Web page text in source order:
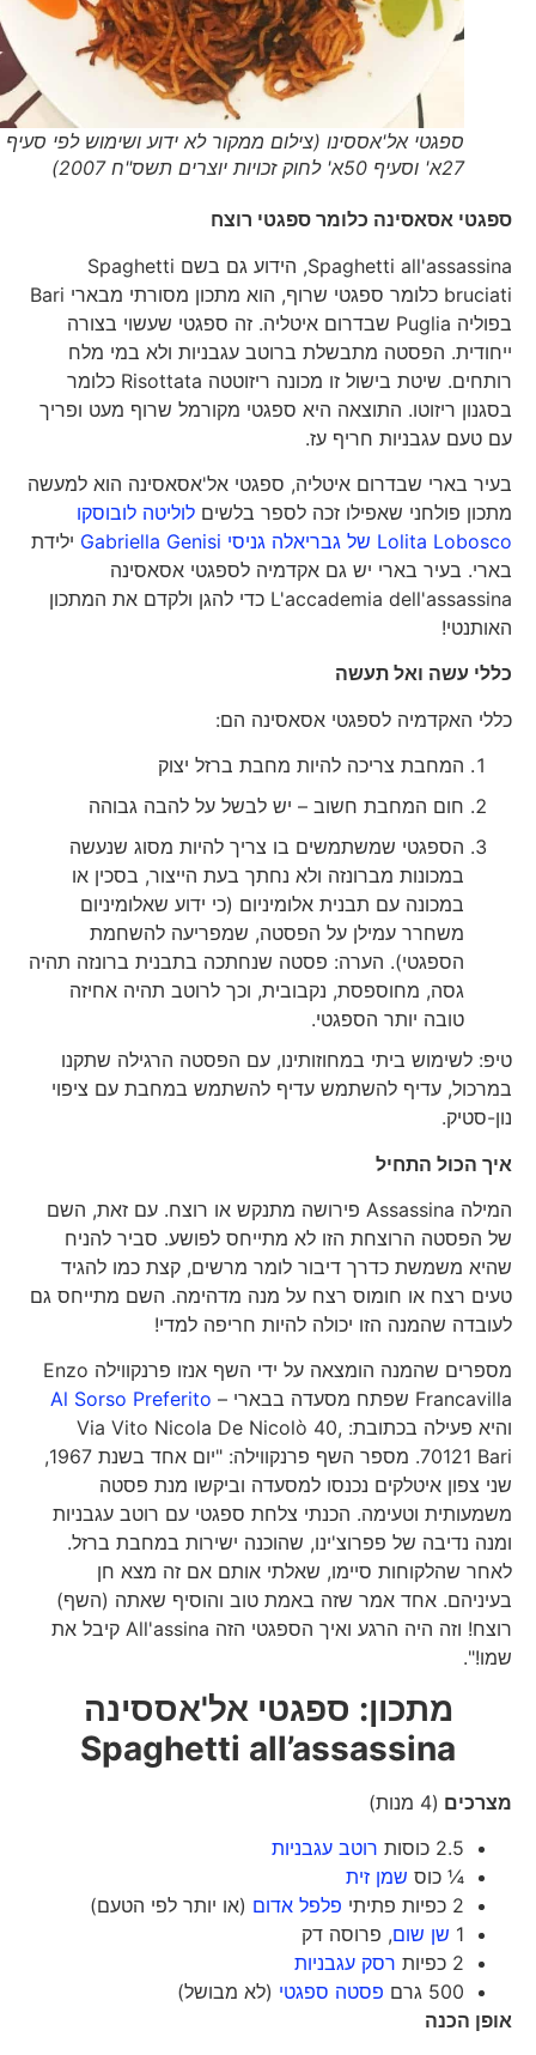
ספגטי אל'אססינו (צילום ממקור לא ידוע ושימוש לפי סעיף
ספגטי אסאסינה כלומר ספגטי רוצח
Spaghetti all'assassina, הידוע גם בשם Spaghetti
bruciati כלומר ספגטי שרוף, הוא מתכון מסורתי מבארי Bari
בפוליה Puglia שבדרום איטליה. זה ספגטי שעשוי בצורה
ייחודית. הפסטה מתבשלת ברוטב עגבניות ולא במי מלח
רותחים. שיטת בישול זו מכונה ריזוטטה Risottata כלומר
בסגנון ריזוטו. התוצאה היא ספגטי מקורמל שרוף מעט ופריך
עם טעם עגבניות חריף עז.
בעיר בארי שבדרום איטליה, ספגטי אל'אסאסינה הוא למעשה
מתכון פולחני שאפילו זכה לספר בלשיםלוליטה לובוסקו
Lolita Lobosco של גבריאלה גניסי Gabriella Genisi
ילידת
בארי. בעיר בארי יש גם אקדמיה לספגטי אסאסינה
L'accademia dell'assassina כדי להגן ולקדם את המתכון
האותנטי!
כללי עשה ואל תעשה
כללי האקדמיה לספגטי אסאסינה הם:
המחבת צריכה להיות מחבת ברזל יצוק
חום המחבת חשוב – יש לבשל על להבה גבוהה
הספגטי שמשתמשים בו צריך להיות מסוג שנעשה
במכונות מברונזה ולא נחתך בעת הייצור, בסכין או
במכונה עם תבנית אלומיניום (כי ידוע שאלומיניום
משחרר עמילן על הפסטה, שמפריעה להשחמת
הספגטי). הערה: פסטה שנחתכה בתבנית ברונזה תהיה
גסה, מחוספסת, נקבובית, וכך לרוטב תהיה אחיזה
טובה יותר הספגטי.
טיפ: לשימוש ביתי במחוזותינו, עם הפסטה הרגילה שתקנו
במרכול, עדיף להשתמש עדיף להשתמש במחבת עם ציפוי
נון-סטיק.
איך הכול התחיל
המילה Assassina פירושה מתנקש או רוצח. עם זאת, השם
של הפסטה הרוצחת הזו לא מתייחס לפושע. סביר להניח
שהיא משמשת כדרך דיבור לומר מרשים, קצת כמו להגיד
טעים רצח או חומוס רצח על מנה מדהימה. השם מתייחס גם
לעובדה שהמנה הזו יכולה להיות חריפה למדי!
מספרים שהמנה הומצאה על ידי השף אנזו פרנקווילה Enzo
Francavilla שפתח מסעדה בבארי –
Al Sorso Preferito
והיא פעילה בכתובת: Via Vito Nicola De Nicolò 40,
70121 Bari. מספר השף פרנקווילה: "יום אחד בשנת 1967,
שני צפון איטלקים נכנסו למסעדה וביקשו מנת פסטה
משמעותית וטעימה. הכנתי צלחת ספגטי עם רוטב עגבניות
ומנה נדיבה של פפרוצ'ינו, שהוכנה ישירות במחבת ברזל.
לאחר שהלקוחות סיימו, שאלתי אותם אם זה מצא חן
בעיניהם. אחד אמר שזה באמת טוב והוסיף שאתה (השף)
רוצח! וזה היה הרגע ואיך הספגטי הזה All'assina קיבל את
שמו!".
מתכון: ספגטי אל'אססינה
Spaghetti all’assassina
מצרכים(4 מנות)
2.5 כוסות
רוטב עגבניות
¼ כוסשמן זית
2 כפיות פתיתי
פלפל אדום(או יותר לפי הטעם)
1
שן שום, פרוסה דק
2 כפיות
רסק עגבניות
500 גרם
פסטה ספגטי(לא מבושל)
אופן הכנה